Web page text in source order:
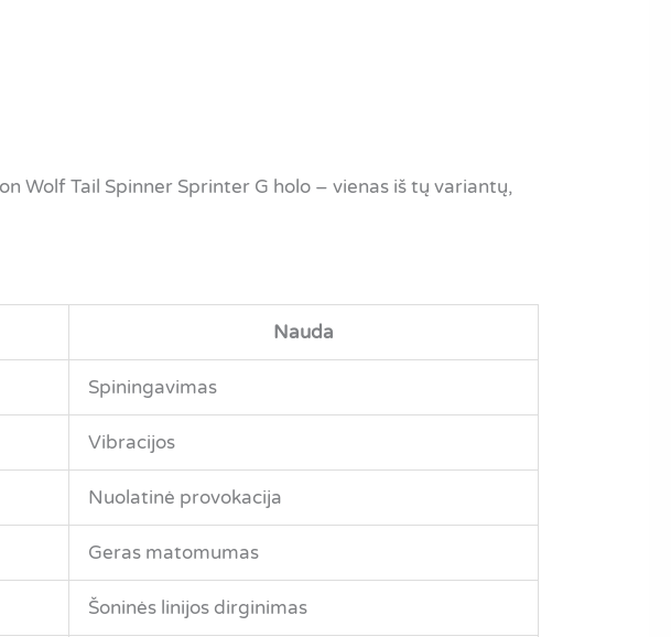
Wolf Tail Spinner Sprinter G holo – vienas iš tų variantų,
Nauda
Spiningavimas
Vibracijos
Nuolatinė provokacija
Geras matomumas
Šoninės linijos dirginimas